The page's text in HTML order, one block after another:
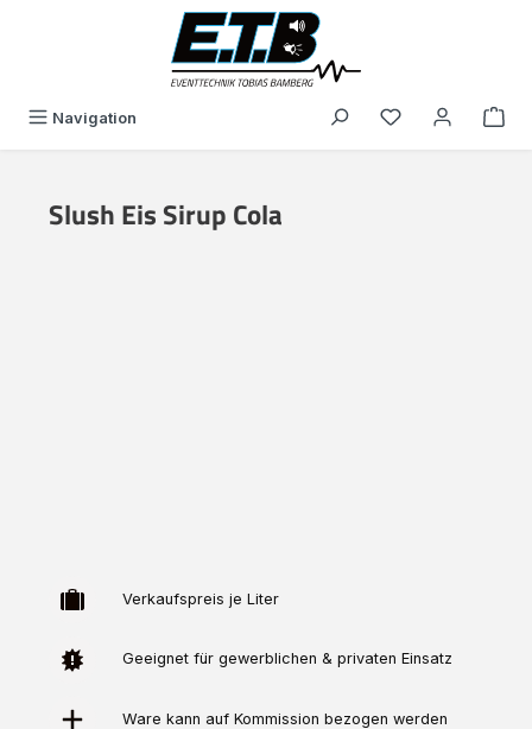
Navigation You have 0
Slush Eis Sirup Cola
Verkaufspreis je Liter
Geeignet für gewerblichen & privaten Einsatz
Ware kann auf Kommission bezogen werden